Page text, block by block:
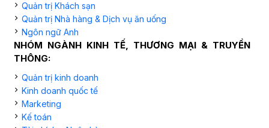
Quản trị Khách sạn
Quản trị Nhà hàng & Dịch vụ ăn uống
Ngôn ngữ Anh
NHÓM NGÀNH KINH TẾ, THƯƠNG MẠI & TRUYỀN
THÔNG:
Quản trị kinh doanh
Kinh doanh quốc tế
Marketing
Kế toán